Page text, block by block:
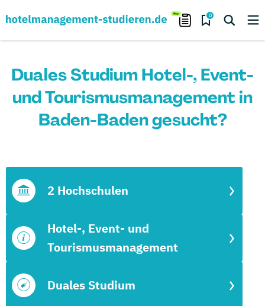
0
Duales Studium Hotel-, Event-
und Tourismusmanagement in
Baden-Baden gesucht?
Duales Studium
Hotel-, Event- und
Tourismusmanagement
2 Hochschulen